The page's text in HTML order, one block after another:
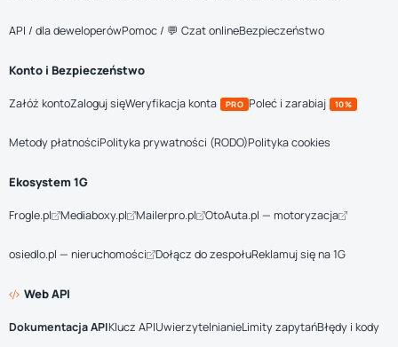
API / dla deweloperówPomoc / 💬 Czat onlineBezpieczeństwo
Konto i Bezpieczeństwo
Załóż kontoZaloguj sięWeryfikacja konta PRO Poleć i zarabiaj 10%
Metody płatnościPolityka prywatności (RODO)Polityka cookies
Ekosystem 1G
Frogle.pl Mediaboxy.pl Mailerpro.pl OtoAuta.pl — motoryzacja
osiedlo.pl — nieruchomości Dołącz do zespołuReklamuj się na 1G
Web API
Dokumentacja APIKlucz APIUwierzytelnianieLimity zapytańBłędy i kody